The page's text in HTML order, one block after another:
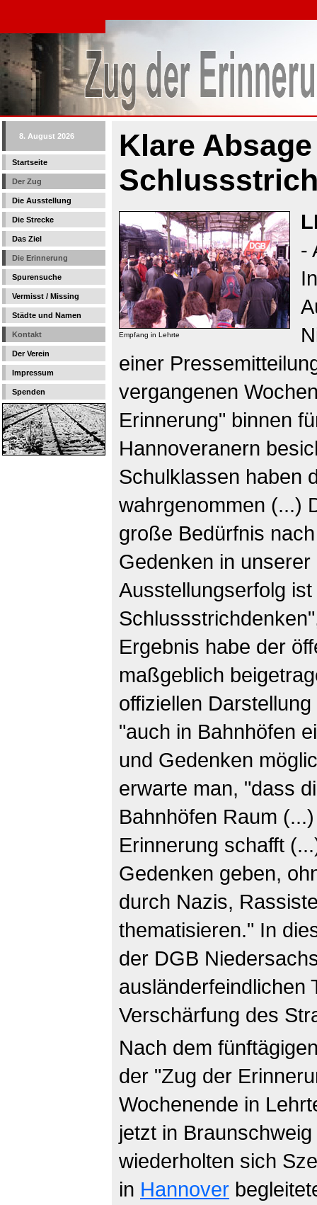
8. August 2026
Startseite
Der Zug
Die Ausstellung
Die Strecke
Das Ziel
Die Erinnerung
Spurensuche
Vermisst / Missing
Städte und Namen
Kontakt
Der Verein
Impressum
Spenden
Klare
Empfang in Lehrte
-
einer
vergangenen
Erinnerung" binnen
Hannoveranern
Schulklassen haben
wahrgenommen (...)
große Bedürfnis
Gedenken in
Ausstellungserfolg
Ergebnis habe der
maßgeblich
offiziellen
"auch in Bahnhöfen
und Gedenken
erwarte man, "dass
Bahnhöfen Raum
Erinnerung schafft
Gedenken geben,
durch Nazis,
thematisieren." In
der DGB
ausländerfeindlichen
Verschärfung des
Nach dem
der "Zug der
Wochenende in
jetzt in
wiederholten sich
in Hannover